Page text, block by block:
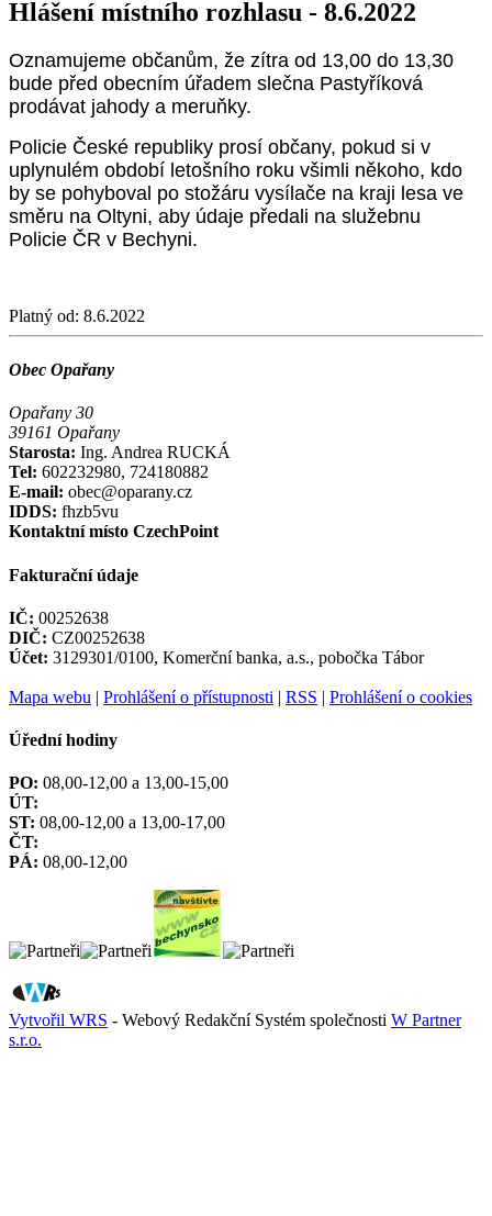
Hlášení místního rozhlasu - 8.6.2022
Oznamujeme občanům, že zítra od 13,00 do 13,30
bude před obecním úřadem slečna Pastyříková
prodávat jahody a meruňky.
Policie České republiky prosí občany, pokud si v
uplynulém období letošního roku všimli někoho, kdo
by se pohyboval po stožáru vysílače na kraji lesa ve
směru na Oltyni, aby údaje předali na služebnu
Policie ČR v Bechyni.
Platný od: 8.6.2022
Obec Opařany
Opařany 30
39161 Opařany
Starosta: Ing. Andrea RUCKÁ
Tel: 602232980, 724180882
E-mail: obec@oparany.cz
IDDS: fhzb5vu
Kontaktní místo CzechPoint
Fakturační údaje
IČ: 00252638
DIČ: CZ00252638
Účet: 3129301/0100, Komerční banka, a.s., pobočka Tábor
Mapa webu | Prohlášení o přístupnosti | RSS | Prohlášení o cookies
Úřední hodiny
PO: 08,00-12,00 a 13,00-15,00
ÚT:
ST: 08,00-12,00 a 13,00-17,00
ČT:
PÁ: 08,00-12,00
Vytvořil WRS - Webový Redakční Systém společnosti W Partner
s.r.o.